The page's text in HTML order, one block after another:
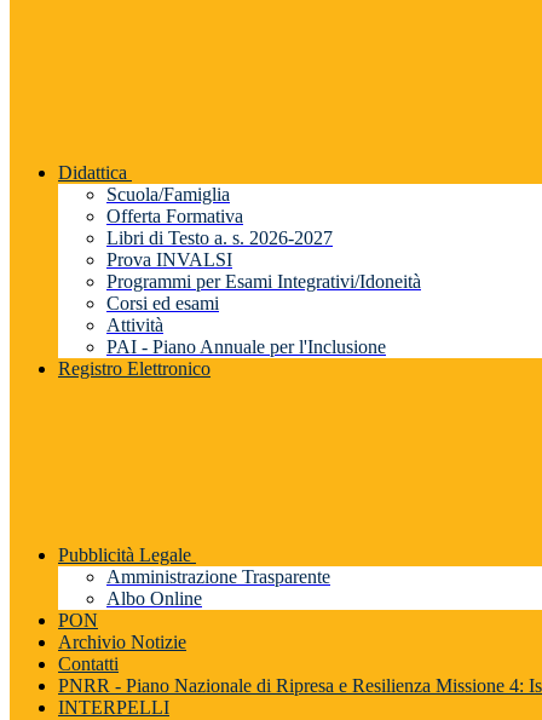
Didattica
Scuola/Famiglia
Offerta Formativa
Libri di Testo a. s. 2026-2027
Prova INVALSI
Programmi per Esami Integrativi/Idoneità
Corsi ed esami
Attività
PAI - Piano Annuale per l'Inclusione
Registro Elettronico
Pubblicità Legale
Amministrazione Trasparente
Albo Online
PON
Archivio Notizie
Contatti
PNRR - Piano Nazionale di Ripresa e Resilienza Missione 4:
INTERPELLI